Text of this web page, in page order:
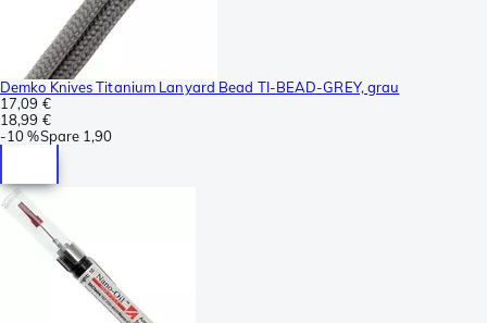
Demko Knives Titanium Lanyard Bead TI-BEAD-GREY, grau
17,09 €
18,99 €
-10 %Spare 1,90